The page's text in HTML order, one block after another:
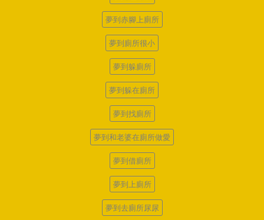
夢到赤腳上廁所
夢到廁所很小
夢到躲廁所
夢到躲在廁所
夢到找廁所
夢到和老婆在廁所做愛
夢到借廁所
夢到上廁所
夢到去廁所尿尿